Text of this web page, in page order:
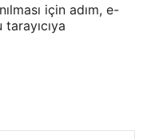
için adım, e-